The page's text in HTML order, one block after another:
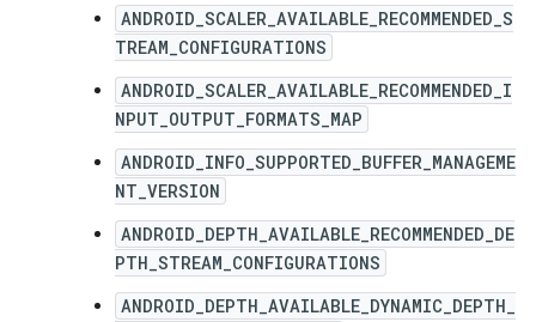
ANDROID_SCALER_AVAILABLE_RECOMMENDED_S
TREAM_CONFIGURATIONS
ANDROID_SCALER_AVAILABLE_RECOMMENDED_I
NPUT_OUTPUT_FORMATS_MAP
ANDROID_INFO_SUPPORTED_BUFFER_MANAGEME
NT_VERSION
ANDROID_DEPTH_AVAILABLE_RECOMMENDED_DE
PTH_STREAM_CONFIGURATIONS
ANDROID_DEPTH_AVAILABLE_DYNAMIC_DEPTH_